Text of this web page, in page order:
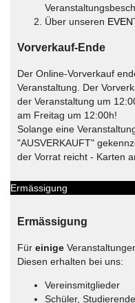
Über unseren
Vorverkauf-Ende
Der Online-Vorverkauf
Veranstaltung. Der
der Veranstaltung um
am Freitag um 12:00h!
Solange eine
"AUSVERKAUFT"
der Vorrat reicht - Karten
Ermässigung
Ermässigung
Für einige
Diesen erhalten bei uns:
Vereinsmitglieder
Schüler,